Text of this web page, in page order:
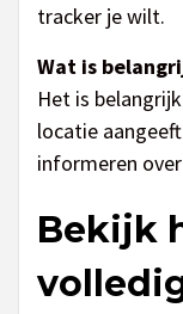
tracker je wilt.
Wat is
Het is
locatie
informeren
Bekijk